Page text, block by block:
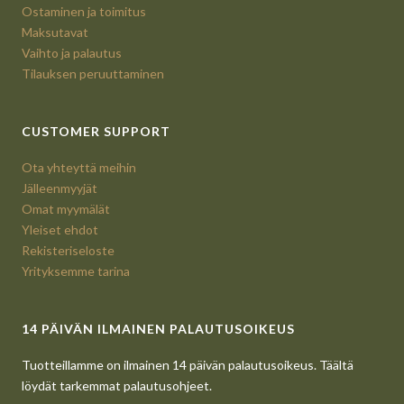
Ostaminen ja toimitus
Maksutavat
Vaihto ja palautus
Tilauksen peruuttaminen
CUSTOMER SUPPORT
Ota yhteyttä meihin
Jälleenmyyjät
Omat myymälät
Yleiset ehdot
Rekisteriseloste
Yrityksemme tarina
14 PÄIVÄN ILMAINEN PALAUTUSOIKEUS
Tuotteillamme on ilmainen 14 päivän palautusoikeus. Täältä
löydät tarkemmat palautusohjeet.